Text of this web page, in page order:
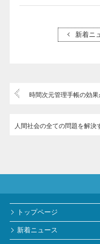
新着ニ
時間次元管理手帳の効
人間社会の全ての問題を解決
トップページ
新着ニュース